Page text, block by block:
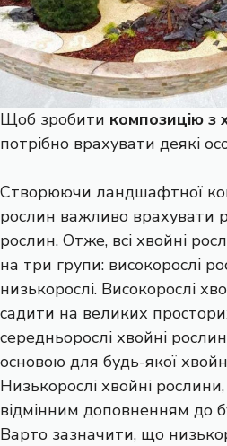
Щоб зробити композицію з
потрібно врахувати деякі
Створюючи ландшафтної
рослин важливо врахувати
рослин. Отже, всі хвойні
на три групи: високорослі
низькорослі. Високорослі
садити на великих
середньорослі хвойні
основою для будь-якої
Низькорослі хвойні
відмінним доповненням до
Варто зазначити, що